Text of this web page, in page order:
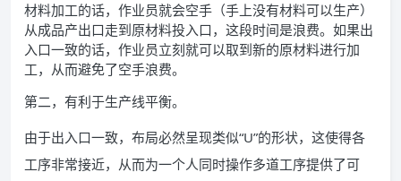
材料加工的话，作业员就会空手（手上没有材料可以生产）
从成品产出口走到原材料投入口，这段时间是浪费。如果出
入口一致的话，作业员立刻就可以取到新的原材料进行加
工，从而避免了空手浪费。
第二，有利于生产线平衡。
由于出入口一致，布局必然呈现类似“U”的形状，这使得各
工序非常接近，从而为一个人同时操作多道工序提供了可